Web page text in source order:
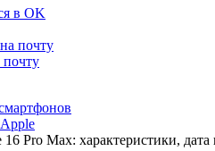
почту
16 Pro Max: характеристики,